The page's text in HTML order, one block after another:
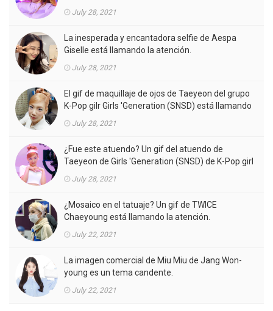
July 28, 2021
La inesperada y encantadora selfie de Aespa
Giselle está llamando la atención.
July 28, 2021
El gif de maquillaje de ojos de Taeyeon del grupo
K-Pop gilr Girls 'Generation (SNSD) está llamando
July 28, 2021
¿Fue este atuendo? Un gif del atuendo de
Taeyeon de Girls 'Generation (SNSD) de K-Pop girl
July 28, 2021
¿Mosaico en el tatuaje? Un gif de TWICE
Chaeyoung está llamando la atención.
July 22, 2021
La imagen comercial de Miu Miu de Jang Won-
young es un tema candente.
July 22, 2021